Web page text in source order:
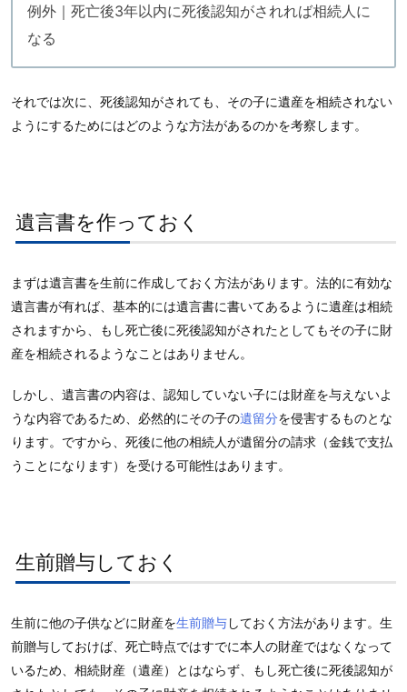
例外｜死亡後3年以内に死後認知がされれば相続人に
なる
それでは次に、死後認知がされても、その子に遺産を相続されない
ようにするためにはどのような方法があるのかを考察します。
遺言書を作っておく
まずは遺言書を生前に作成しておく方法があります。法的に有効な
遺言書が有れば、基本的には遺言書に書いてあるように遺産は相続
されますから、もし死亡後に死後認知がされたとしてもその子に財
産を相続されるようなことはありません。
しかし、遺言書の内容は、認知していない子には財産を与えないよ
うな内容であるため、必然的にその子の遺留分を侵害するものとな
ります。ですから、死後に他の相続人が遺留分の請求（金銭で支払
うことになります）を受ける可能性はあります。
生前贈与しておく
生前に他の子供などに財産を生前贈与しておく方法があります。生
前贈与しておけば、死亡時点ではすでに本人の財産ではなくなって
いるため、相続財産（遺産）とはならず、もし死亡後に死後認知が